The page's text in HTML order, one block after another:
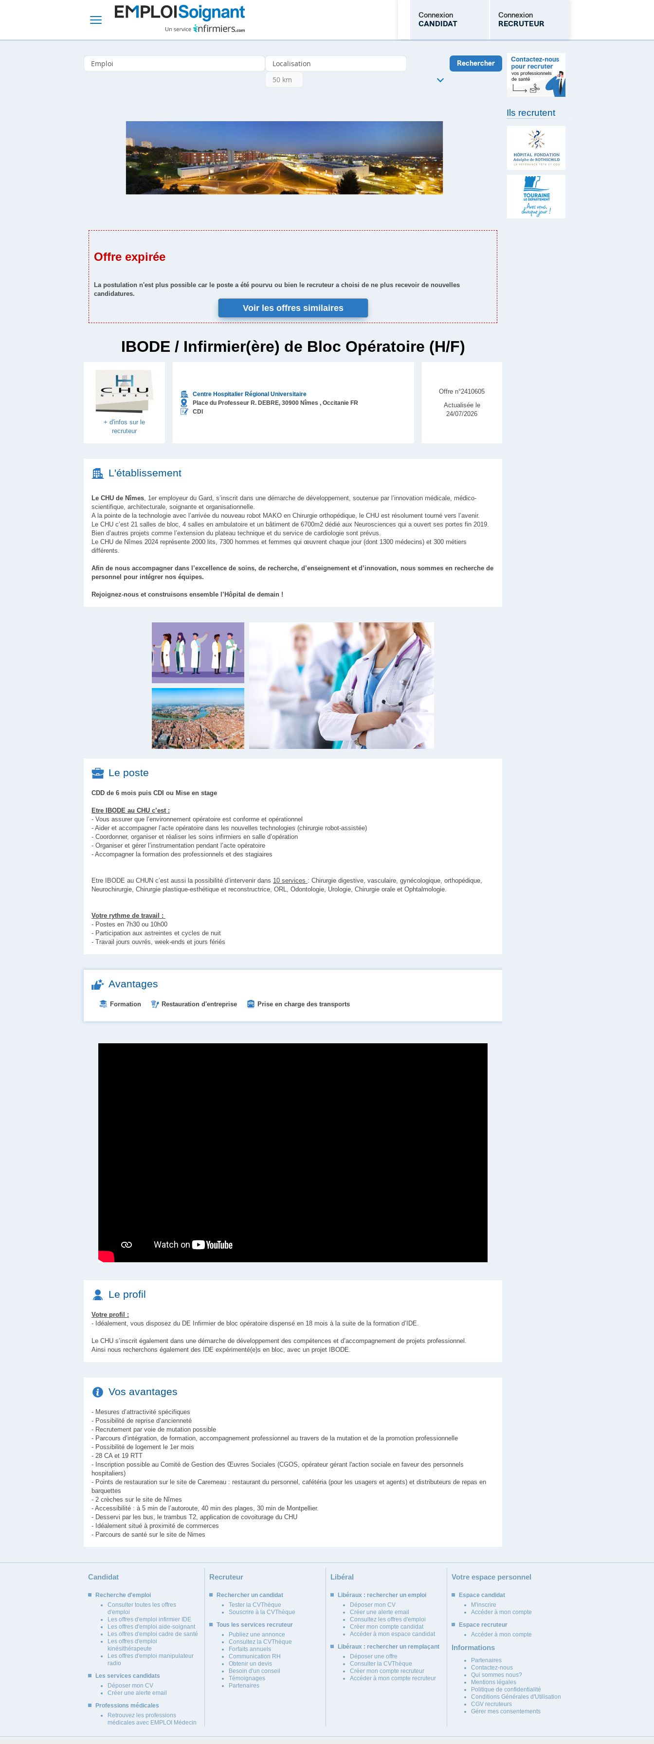
Connexion
CANDIDAT
Connexion
RECRUTEUR
Mot de passe oublié
Offre expirée
La postulation n'est plus possible car le poste a été pourvu ou bien le recruteur a choisi de ne plus recevoir de nouvelles
candidatures.
Voir les offres similaires
IBODE / Infirmier(ère) de Bloc Opératoire (H/F)
+ d'infos sur le
recruteur
Centre Hospitalier Régional Universitaire
Place du Professeur R. DEBRE, 30900 Nîmes , Occitanie FR
CDI
Offre n°2410605
Actualisée le
24/07/2026
L'établissement
Le CHU de Nîmes, 1er employeur du Gard, s’inscrit dans une démarche de développement, soutenue par l’innovation médicale, médico-
scientifique, architecturale, soignante et organisationnelle.
A la pointe de la technologie avec l’arrivée du nouveau robot MAKO en Chirurgie orthopédique, le CHU est résolument tourné vers l’avenir.
Le CHU c’est 21 salles de bloc, 4 salles en ambulatoire et un bâtiment de 6700m2 dédié aux Neurosciences qui a ouvert ses portes fin 2019.
Bien d’autres projets comme l’extension du plateau technique et du service de cardiologie sont prévus.
Le CHU de Nîmes 2024 représente 2000 lits, 7300 hommes et femmes qui œuvrent chaque jour (dont 1300 médecins) et 300 métiers
différents.
Afin de nous accompagner dans l’excellence de soins, de recherche, d’enseignement et d’innovation, nous sommes en recherche de
personnel pour intégrer nos équipes.
Rejoignez-nous et construisons ensemble l’Hôpital de demain !
Le poste
CDD de 6 mois puis CDI ou Mise en stage
Etre IBODE au CHU c’est :
- Vous assurer que l’environnement opératoire est conforme et opérationnel
- Aider et accompagner l’acte opératoire dans les nouvelles technologies (chirurgie robot-assistée)
- Coordonner, organiser et réaliser les soins infirmiers en salle d’opération
- Organiser et gérer l’instrumentation pendant l’acte opératoire
- Accompagner la formation des professionnels et des stagiaires
Etre IBODE au CHUN c’est aussi la possibilité d’intervenir dans 10 services : Chirurgie digestive, vasculaire, gynécologique, orthopédique,
Neurochirurgie, Chirurgie plastique-esthétique et reconstructrice, ORL, Odontologie, Urologie, Chirurgie orale et Ophtalmologie.
Votre rythme de travail :
- Postes en 7h30 ou 10h00
- Participation aux astreintes et cycles de nuit
- Travail jours ouvrés, week-ends et jours fériés
Avantages
Formation Restauration d'entreprise Prise en charge des transports
Le profil
Votre profil :
- Idéalement, vous disposez du DE Infirmier de bloc opératoire dispensé en 18 mois à la suite de la formation d’IDE.
Le CHU s’inscrit également dans une démarche de développement des compétences et d’accompagnement de projets professionnel.
Ainsi nous recherchons également des IDE expérimenté(e)s en bloc, avec un projet IBODE.
Vos avantages
- Mesures d’attractivité spécifiques
- Possibilité de reprise d’ancienneté
- Recrutement par voie de mutation possible
- Parcours d’intégration, de formation, accompagnement professionnel au travers de la mutation et de la promotion professionnelle
- Possibilité de logement le 1er mois
- 28 CA et 19 RTT
- Inscription possible au Comité de Gestion des Œuvres Sociales (CGOS, opérateur gérant l'action sociale en faveur des personnels
hospitaliers)
- Points de restauration sur le site de Caremeau : restaurant du personnel, cafétéria (pour les usagers et agents) et distributeurs de repas en
barquettes
- 2 crèches sur le site de Nîmes
- Accessibilité : à 5 min de l’autoroute, 40 min des plages, 30 min de Montpellier.
- Desservi par les bus, le trambus T2, application de covoiturage du CHU
- Idéalement situé à proximité de commerces
- Parcours de santé sur le site de Nimes
Ils recrutent
Candidat
Recherche d'emploi
Consulter toutes les offres
d'emploi
Les offres d'emploi infirmier IDE
Les offres d'emploi aide-soignant
Les offres d'emploi cadre de santé
Les offres d'emploi
kinésithérapeute
Les offres d'emploi manipulateur
radio
Les services candidats
Déposer mon CV
Créer une alerte email
Professions médicales
Retrouvez les professions
médicales avec EMPLOI Médecin
Recruteur
Rechercher un candidat
Tester la CVThèque
Souscrire à la CVThèque
Tous les services recruteur
Publiez une annonce
Consultez la CVThèque
Forfaits annuels
Communication RH
Obtenir un devis
Besoin d'un conseil
Témoignages
Partenaires
Libéral
Libéraux : rechercher un emploi
Déposer mon CV
Créer une alerte email
Consultez les offres d'emploi
Créer mon compte candidat
Accéder à mon espace candidat
Libéraux : rechercher un remplaçant
Déposer une offre
Consulter la CVThèque
Créer mon compte recruteur
Accéder à mon compte recruteur
Votre espace personnel
Espace candidat
M'inscrire
Accéder à mon compte
Espace recruteur
Accéder à mon compte
Informations
Partenaires
Contactez-nous
Qui sommes nous?
Mentions légales
Politique de confidentialité
Conditions Générales d'Utilisation
CGV recruteurs
Gérer mes consentements